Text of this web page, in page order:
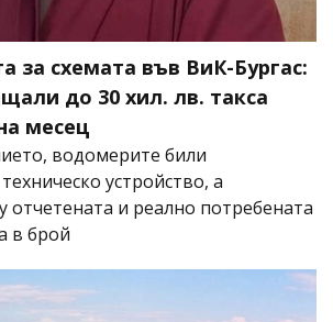
за схемата във ВиК-Бургас:
до 30 хил. лв. такса
месец
водомерите били
устройство, а
отчетената и реално потребената
в брой